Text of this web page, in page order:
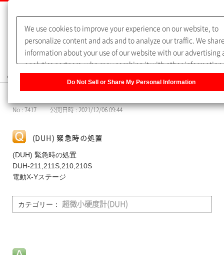
よくあるご質問（FAQ）
No : 7417 公開日時 : 2021/12/06 09:44
(DUH) 緊急時の処置
(DUH) 緊急時の処置
DUH-211,211S,210,210S
電動X-Yステージ
カテゴリー： 超微小硬度計(DUH)
We use cookies to improve your experience on our website, to
personalize content and ads and to analyze our traffic. We
information about your use of our website with our advertising
analytics partners, who may combine it with other information
Share My Personal Information] to customize your cookie
Do Not Sell or Share My Personal Information